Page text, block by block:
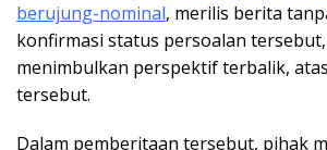
berujung-nominal, merilis berita
konfirmasi status persoalan
menimbulkan perspektif terbalik,
tersebut.
Dalam pemberitaan tersebut, pihak